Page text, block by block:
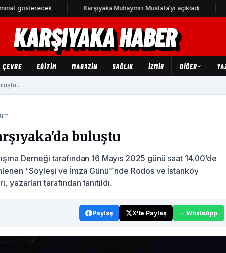
Karşıyaka Muhaymin Mustafa'yı açıkladı CHP
KARŞIYAKA HABER
ÇEVRE EĞİTİM MAGAZİN SAĞLIK İZMİR DIĞER
buluştu
Derneği tarafından 16 Mayıs 2025 günü saat 14.00’de
“Söyleşi ve İmza Günü’”nde Rodos ve İstanköy
tarafından tanıtıldı.
Paylaş X'te Paylaş WhatsApp